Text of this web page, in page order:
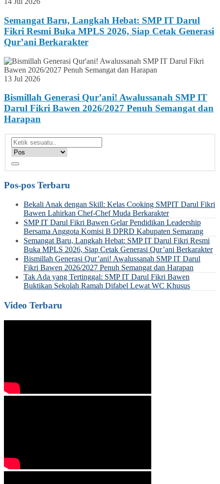
Semangat Baru, Langkah Hebat: SMP IT Darul
Fikri Resmi Buka MPLS 2026, Siap Cetak Generasi
Qur’ani Berkarakter
13 Jul 2026
Bismillah Generasi Qur’ani! Awalussanah SMP IT
Darul Fikri Bawen 2026/2027 Penuh Semangat dan
Harapan
Pos-pos Terbaru
Bekali Anak dengan Skill: Kelas Cooking SMPIT Darul Fikri
Bawen Lahirkan Chef-Chef Muda Berkarakter
SMP IT Darul Fikri Bawen Gelar Pendidikan Leadership
Bersama Anggota Komisi B DPRD Kabupaten Semarang
Semangat Baru, Langkah Hebat: SMP IT Darul Fikri Resmi
Buka MPLS 2026, Siap Cetak Generasi Qur’ani Berkarakter
Bismillah Generasi Qur’ani! Awalussanah SMP IT Darul
Fikri Bawen 2026/2027 Penuh Semangat dan Harapan
Tak Ada yang Tertinggal: SMP IT Darul Fikri Bawen
Buktikan Sekolah Ramah Difabel Lewat WC Khusus
Video Terbaru